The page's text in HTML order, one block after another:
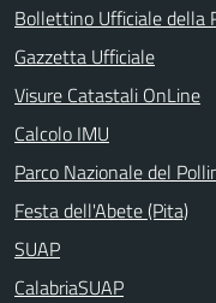
Bollettino Ufficiale della
Gazzetta Ufficiale
Visure Catastali OnLine
Calcolo IMU
Parco Nazionale del
Festa dell'Abete (Pita)
SUAP
CalabriaSUAP